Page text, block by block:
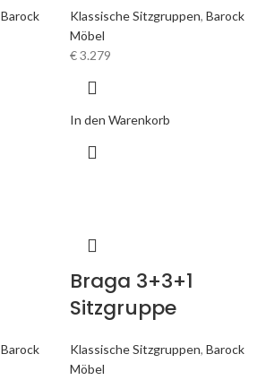
Barock
Klassische Sitzgruppen, Barock
Möbel
€3.279
In den Warenkorb
Barock
Braga 3+3+1
Sitzgruppe
Klassische Sitzgruppen, Barock
Möbel